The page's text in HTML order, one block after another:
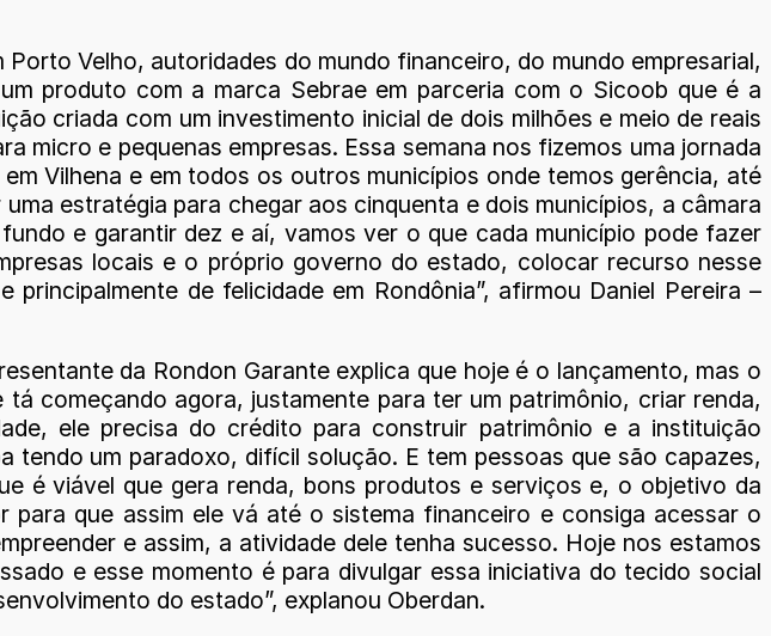
Velho, autoridades do mundo financeiro, do mundo empresarial,
produto com a marca Sebrae em parceria com o Sicoob que é a
criada com um investimento inicial de dois milhões e meio de reais
micro e pequenas empresas. Essa semana nos fizemos uma jornada
Vilhena e em todos os outros municípios onde temos gerência, até
estratégia para chegar aos cinquenta e dois municípios, a câmara
e garantir dez e aí, vamos ver o que cada município pode fazer
locais e o próprio governo do estado, colocar recurso nesse
de felicidade em Rondônia”, afirmou Daniel Pereira –
da Rondon Garante explica que hoje é o lançamento, mas o
começando agora, justamente para ter um patrimônio, criar renda,
ele precisa do crédito para construir patrimônio e a instituição
um paradoxo, difícil solução. E tem pessoas que são capazes,
é viável que gera renda, bons produtos e serviços e, o objetivo da
que assim ele vá até o sistema financeiro e consiga acessar o
e assim, a atividade dele tenha sucesso. Hoje nos estamos
e esse momento é para divulgar essa iniciativa do tecido social
do estado”, explanou Oberdan.